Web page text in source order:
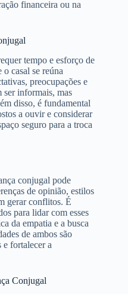
financeira ou na
tempo e esforço de
casal se reúna
preocupações e
ser informais, mas
disso, é fundamental
a ouvir e considerar
seguro para a troca
conjugal pode
de opinião, estilos
gerar conflitos. É
para lidar com esses
da empatia e a busca
de ambos são
e fortalecer a
Conjugal